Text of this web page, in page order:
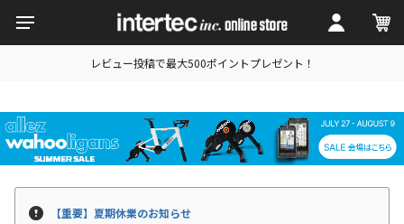
レビュー投稿で最大500ポイントプレゼント！
【重要】夏期休業のお知らせ